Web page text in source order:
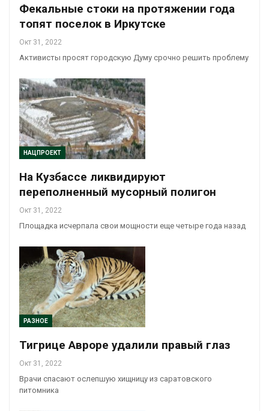
Фекальные стоки на протяжении года
топят поселок в Иркутске
Окт 31, 2022
Активисты просят городскую Думу срочно решить проблему
НАЦПРОЕКТ
На Кузбассе ликвидируют
переполненный мусорный полигон
Окт 31, 2022
Площадка исчерпала свои мощности еще четыре года назад
РАЗНОЕ
Тигрице Авроре удалили правый глаз
Окт 31, 2022
Врачи спасают ослепшую хищницу из саратовского
питомника